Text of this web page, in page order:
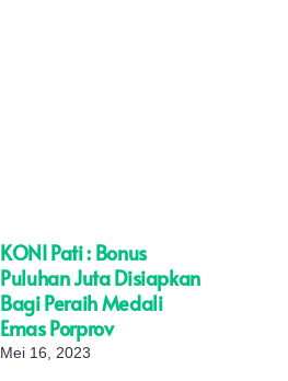
KONI Pati : Bonus
Puluhan Juta Disiapkan
Bagi Peraih Medali
Emas Porprov
Mei 16, 2023